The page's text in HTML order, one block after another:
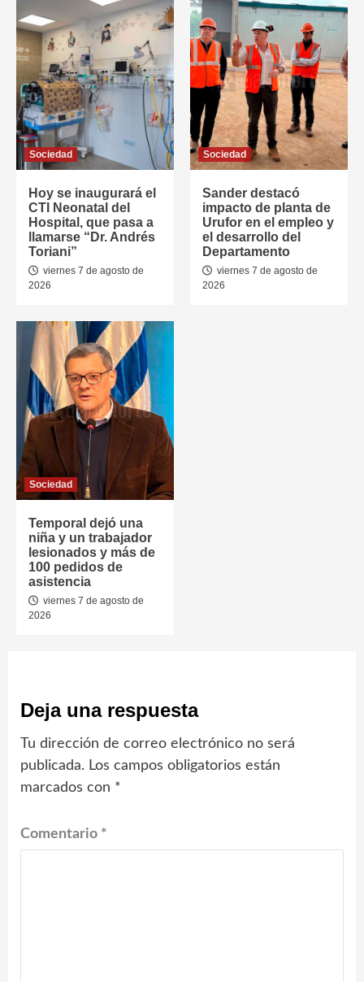
Sociedad
Hoy se inaugurará el
CTI Neonatal del
Hospital, que pasa a
llamarse “Dr. Andrés
Toriani”
viernes 7 de agosto de
2026
Sociedad
Sander destacó
impacto de planta de
Urufor en el empleo y
el desarrollo del
Departamento
viernes 7 de agosto de
2026
Sociedad
Temporal dejó una
niña y un trabajador
lesionados y más de
100 pedidos de
asistencia
viernes 7 de agosto de
2026
Deja una respuesta
Tu dirección de correo electrónico no será
publicada. Los campos obligatorios están
marcados con *
Comentario *